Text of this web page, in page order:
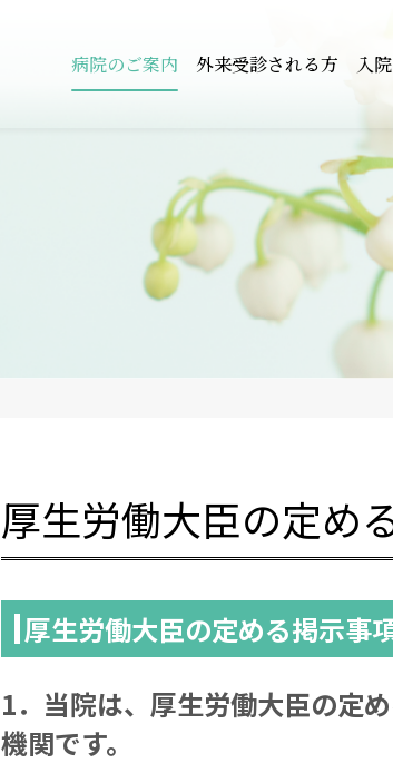
病院のご案内 外来受診される方 入
厚生労働大臣の定め
厚生労働大臣の定める掲示事
1．当院は、厚生労働大臣の定
機関です。